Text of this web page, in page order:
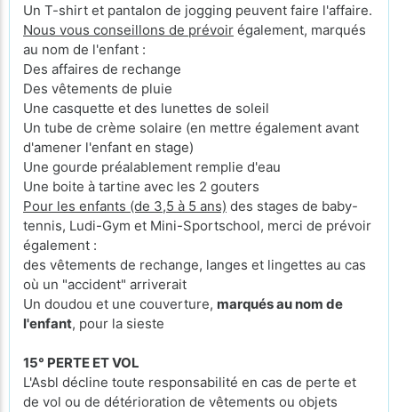
Un T-shirt et pantalon de jogging peuvent faire l'affaire.
Nous vous conseillons de prévoir également, marqués
au nom de l'enfant :
Des affaires de rechange
Des vêtements de pluie
Une casquette et des lunettes de soleil
Un tube de crème solaire (en mettre également avant
d'amener l'enfant en stage)
Une gourde préalablement remplie d'eau
Une boite à tartine avec les 2 gouters
Pour les enfants (de 3,5 à 5 ans) des stages de baby-
tennis, Ludi-Gym et Mini-Sportschool, merci de prévoir
également :
des vêtements de rechange, langes et lingettes au cas
où un "accident" arriverait
Un doudou et une couverture, marqués au nom de
l'enfant, pour la sieste
15° PERTE ET VOL
L'Asbl décline toute responsabilité en cas de perte et
de vol ou de détérioration de vêtements ou objets